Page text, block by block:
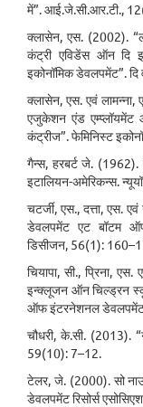
में”. आई.जे.सी.आर.टी.,
क्लासेन, एस. (2002).
कंट्री एविडेंस ऑन दि
इकोनॉमिक डेवलपमेंट”.
क्लासेन, एस. एवं
एजुकेशन एंड एम्प्लॉयमेंट
कंट्रीज”. फेमिनिस्ट
गैन्स, हरबर्ट जे.
इटालियन-अमेरिकन्स.
चटर्जी, एस., दत्ता, एस.
डेवलपमेंट एट बॉटम ऑफ
डिसीजन, 56(1):
चियापा, सी., प्रिना,
इन्क्लूजन ऑन चिल्ड्रन
ऑफ इंटरनेशनल
चौधरी, के.सी. (2013).
59(10): 7–12.
टेलर, जे. (2000). सो
डेवलपमेंट रिसोर्स